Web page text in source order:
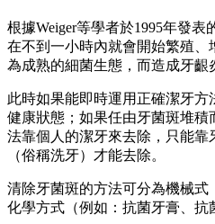
根據Weiger等學者於1995年發
在不到一小時內就會開始繁殖、
為成熟的細菌生態，而造成牙齦
此時如果能即時運用正確潔牙
健康狀態；如果任由牙菌斑堆
法靠個人的潔牙來去除，只能
（俗稱洗牙）才能去除。
清除牙菌斑的方法可分為機械式
化學方式（例如：抗菌牙膏、抗